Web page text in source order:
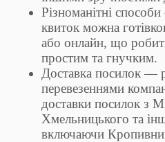
Різноманітні
квиток можна
або онлайн, що
простим та гнучким.
Доставка посилок —
перевезеннями
доставки посилок з
Хмельницького та
включаючи